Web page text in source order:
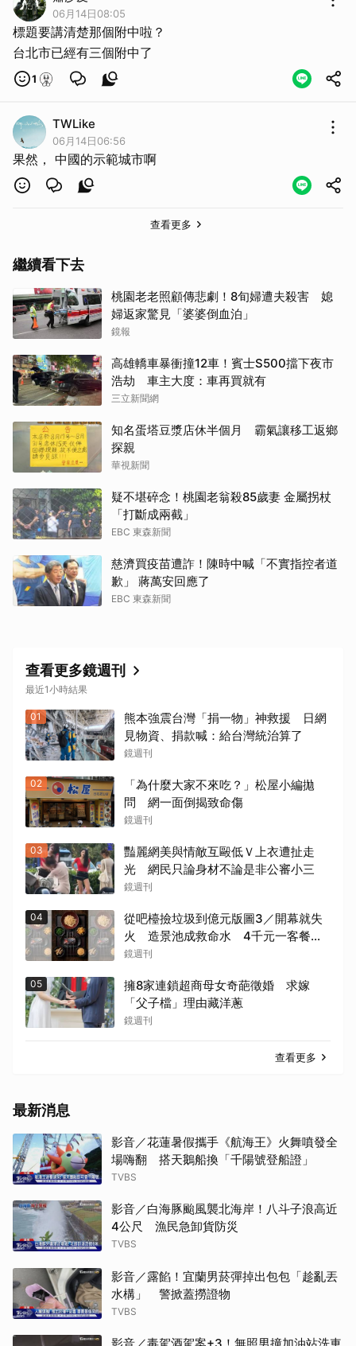
06月14日08:05
標題要講清楚那個附中啦？
台北市已經有三個附中了
1
TWLike
06月14日06:56
果然， 中國的示範城市啊
查看更多
繼續看下去
桃園老老照顧傳悲劇！8旬婦遭夫殺害 媳
婦返家驚見「婆婆倒血泊」
鏡報
高雄轎車暴衝撞12車！賓士S500擋下夜市
浩劫 車主大度：車再買就有
三立新聞網
知名蛋塔豆漿店休半個月 霸氣讓移工返鄉
探親
華視新聞
疑不堪碎念！桃園老翁殺85歲妻 金屬拐杖
「打斷成兩截」
EBC 東森新聞
慈濟買疫苗遭詐！陳時中喊「不實指控者道
歉」 蔣萬安回應了
EBC 東森新聞
查看更多鏡週刊
最近1小時結果
01
熊本強震台灣「捐一物」神救援 日網
見物資、捐款喊：給台灣統治算了
鏡週刊
02
「為什麼大家不來吃？」松屋小編拋
問 網一面倒揭致命傷
鏡週刊
03
豔麗網美與情敵互毆低Ｖ上衣遭扯走
光 網民只論身材不論是非公審小三
鏡週刊
04
從吧檯撿垃圾到億元版圖3／開幕就失
火 造景池成救命水 4千元一客餐
有人5年吃了50次
鏡週刊
05
擁8家連鎖超商母女奇葩徵婚 求嫁
「父子檔」理由藏洋蔥
鏡週刊
查看更多
最新消息
影音／花蓮暑假攜手《航海王》火舞噴發全
場嗨翻 搭天鵝船換「千陽號登船證」
TVBS
影音／白海豚颱風襲北海岸！八斗子浪高近
4公尺 漁民急卸貨防災
TVBS
影音／露餡！宜蘭男菸彈掉出包包「趁亂丟
水構」 警掀蓋撈證物
TVBS
影音／毒駕酒駕案+3！無照男撞加油站洗車
取消